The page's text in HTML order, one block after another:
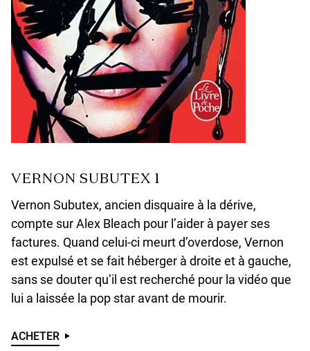
VERNON SUBUTEX 1
Vernon Subutex, ancien disquaire à la dérive,
compte sur Alex Bleach pour l’aider à payer ses
factures. Quand celui-ci meurt d’overdose, Vernon
est expulsé et se fait héberger à droite et à gauche,
sans se douter qu’il est recherché pour la vidéo que
lui a laissée la pop star avant de mourir.
ACHETER
U